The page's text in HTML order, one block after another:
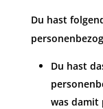
Du hast
Du hast
was damit